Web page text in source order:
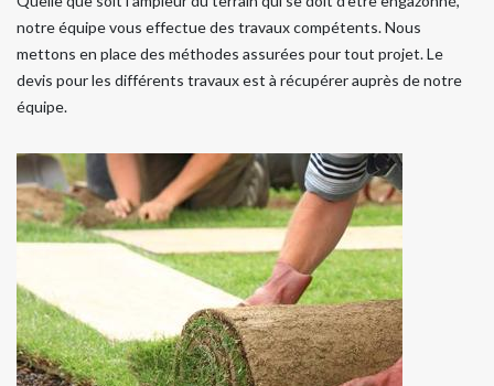
notre équipe vous effectue des travaux compétents. Nous
mettons en place des méthodes assurées pour tout projet. Le
devis pour les différents travaux est à récupérer auprès de notre
équipe.